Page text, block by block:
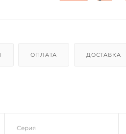
ОПЛАТА ДОСТАВКА
Серия